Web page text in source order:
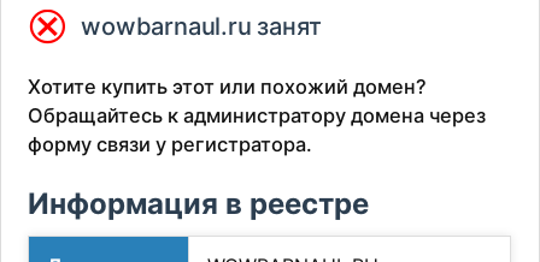
⮿ wowbarnaul.ru занят
Хотите купить этот или похожий домен?
Обращайтесь к администратору домена через
форму связи у регистратора.
Информация в реестре